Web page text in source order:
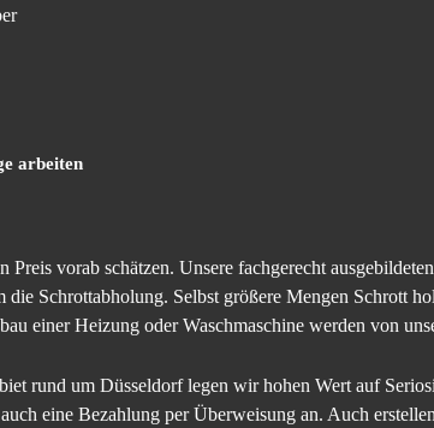
arbeiten
Preis vorab schätzen. Unsere fachgerecht
die Schrottabholung. Selbst größere Mengen Schrott
einer Heizung oder Waschmaschine werden von
rund um Düsseldorf legen wir hohen Wert auf
eine Bezahlung per Überweisung an. Auch